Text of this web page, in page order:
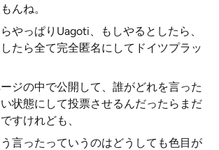
んね。
やっぱりUagoti、もしやるとしたら、
たら全て完全匿名にしてドイツプラッ
ジの中で公開して、誰がどれを言った
状態にして投票させるんだったらまだ
すけれども、
言ったっていうのはどうしても色目が